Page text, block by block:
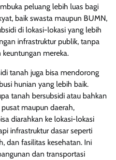
peluang lebih luas bagi
baik swasta maupun BUMN,
di lokasi-lokasi yang lebih
infrastruktur publik, tanpa
mereka.
tanah juga bisa mendorong
hunian yang lebih baik.
tanah bersubsidi atau bahkan
maupun daerah,
diarahkan ke lokasi-lokasi
infrastruktur dasar seperti
dan fasilitas kesehatan. Ini
dan transportasi